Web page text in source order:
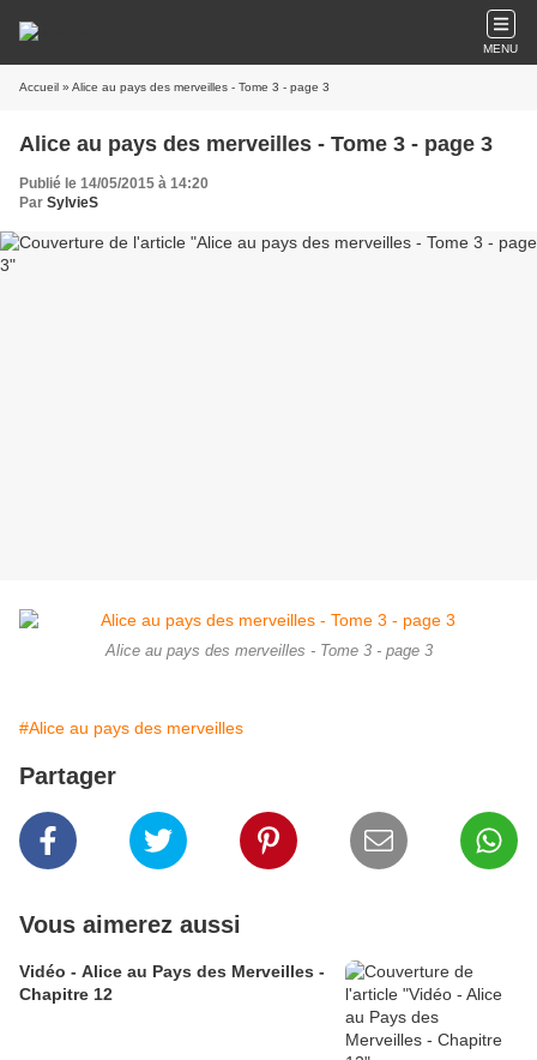
MENU
Accueil » Alice au pays des merveilles - Tome 3 - page 3
Alice au pays des merveilles - Tome 3 - page 3
Publié le 14/05/2015 à 14:20
Par SylvieS
Alice au pays des merveilles - Tome 3 - page 3
#Alice au pays des merveilles
Partager
Vous aimerez aussi
Vidéo - Alice au Pays des Merveilles -
Chapitre 12